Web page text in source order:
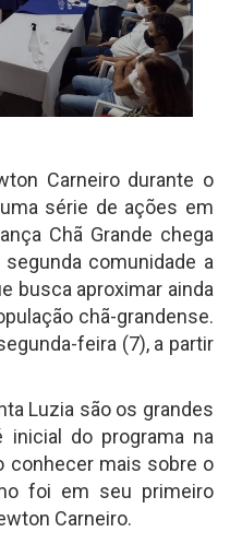
Carneiro durante o
série de ações em
Chã Grande chega
comunidade a
busca aproximar ainda
chã-grandense.
feira (7), a partir
Luzia são os grandes
inicial do programa na
conhecer mais sobre o
foi em seu primeiro
Carneiro.